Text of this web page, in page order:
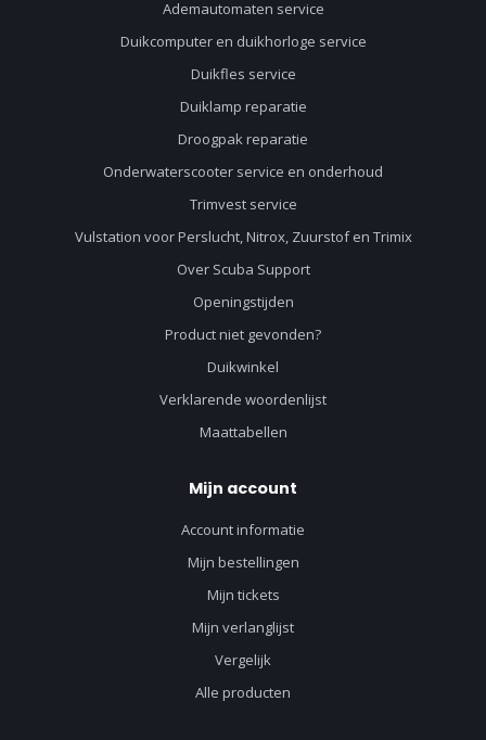
Ademautomaten service
Duikcomputer en duikhorloge service
Duikfles service
Duiklamp reparatie
Droogpak reparatie
Onderwaterscooter service en onderhoud
Trimvest service
Vulstation voor Perslucht, Nitrox, Zuurstof en Trimix
Over Scuba Support
Openingstijden
Product niet gevonden?
Duikwinkel
Verklarende woordenlijst
Maattabellen
Mijn account
Account informatie
Mijn bestellingen
Mijn tickets
Mijn verlanglijst
Vergelijk
Alle producten